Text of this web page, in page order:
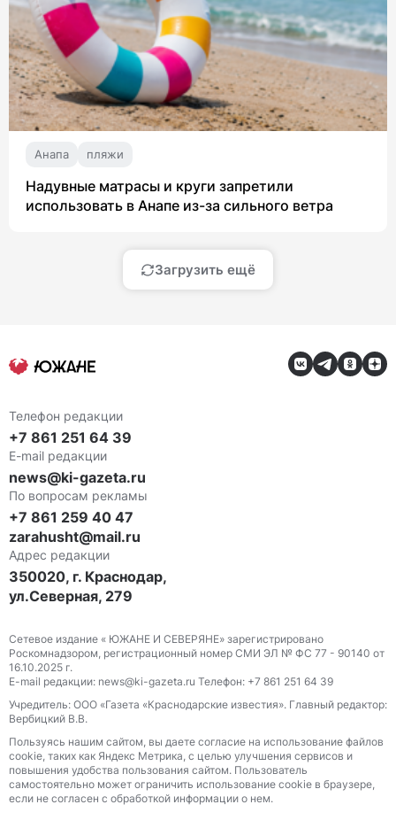
Анапа пляжи
Надувные матрасы и круги запретили
использовать в Анапе из-за сильного ветра
Загрузить ещё
Телефон редакции
+7 861 251 64 39
E-mail редакции
news@ki-gazeta.ru
По вопросам рекламы
+7 861 259 40 47
zarahusht@mail.ru
Адрес редакции
350020, г. Краснодар,
ул.Северная, 279
Сетевое издание « ЮЖАНЕ И СЕВЕРЯНЕ» зарегистрировано
Роскомнадзором, регистрационный номер СМИ ЭЛ № ФС 77 - 90140 от
16.10.2025 г.
E-mail редакции: news@ki-gazeta.ru Телефон: +7 861 251 64 39
Учредитель: ООО «Газета «Краснодарские известия». Главный редактор:
Вербицкий В.В.
Пользуясь нашим сайтом, вы даете согласие на использование файлов
сооkіе, таких как Яндекс Метрика, с целью улучшения сервисов и
повышения удобства пользования сайтом. Пользователь
самостоятельно может ограничить использование сооkіе в браузере,
если не согласен с обработкой информации о нем.